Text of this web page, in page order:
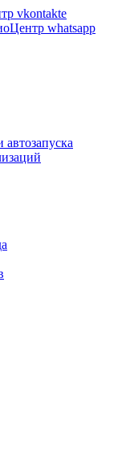
автозапуска